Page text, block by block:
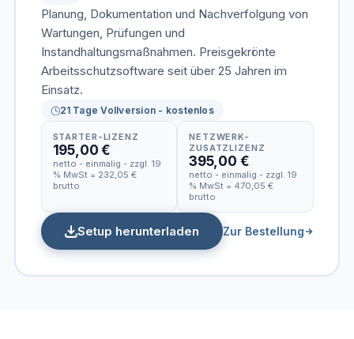
Planung, Dokumentation und Nachverfolgung von
Wartungen, Prüfungen und
Instandhaltungsmaßnahmen. Preisgekrönte
Arbeitsschutzsoftware seit über 25 Jahren im
Einsatz.
21 Tage Vollversion - kostenlos
STARTER-LIZENZ
195,00 €
netto - einmalig - zzgl. 19
% MwSt = 232,05 €
brutto
NETZWERK-
ZUSATZLIZENZ
395,00 €
netto - einmalig - zzgl. 19
% MwSt = 470,05 €
brutto
Setup herunterladen Zur Bestellung